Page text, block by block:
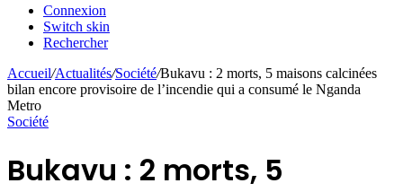
Connexion
Switch skin
Rechercher
Accueil/Actualités/Société/Bukavu : 2 morts, 5 maisons calcinées
bilan encore provisoire de l’incendie qui a consumé le Nganda
Metro
Société
Bukavu : 2 morts, 5